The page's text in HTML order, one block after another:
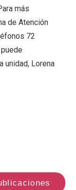
más
de Atención
72
unidad, Lorena